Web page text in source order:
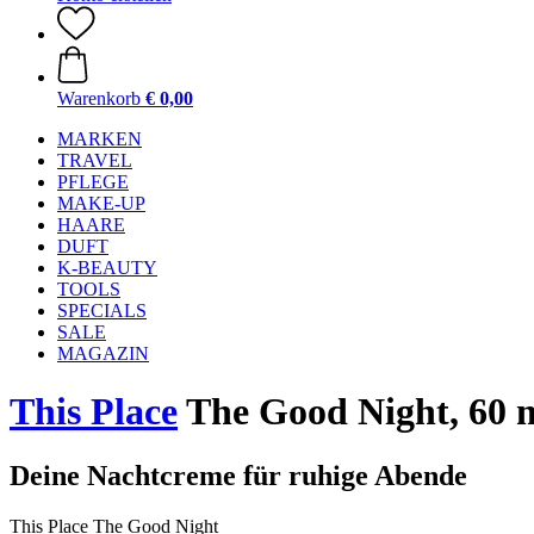
Warenkorb € 0,00
MARKEN
TRAVEL
PFLEGE
MAKE-UP
HAARE
DUFT
K-BEAUTY
TOOLS
SPECIALS
SALE
MAGAZIN
This PlaceThe Good Night, 60
Deine Nachtcreme für ruhige Abende
This Place The Good Night